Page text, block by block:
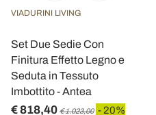
VIADURINI LIVING
Set Due Sedie Con
Finitura Effetto Legno e
Seduta in Tessuto
Imbottito - Antea
€ 818,40 € 1.023,00 - 20%